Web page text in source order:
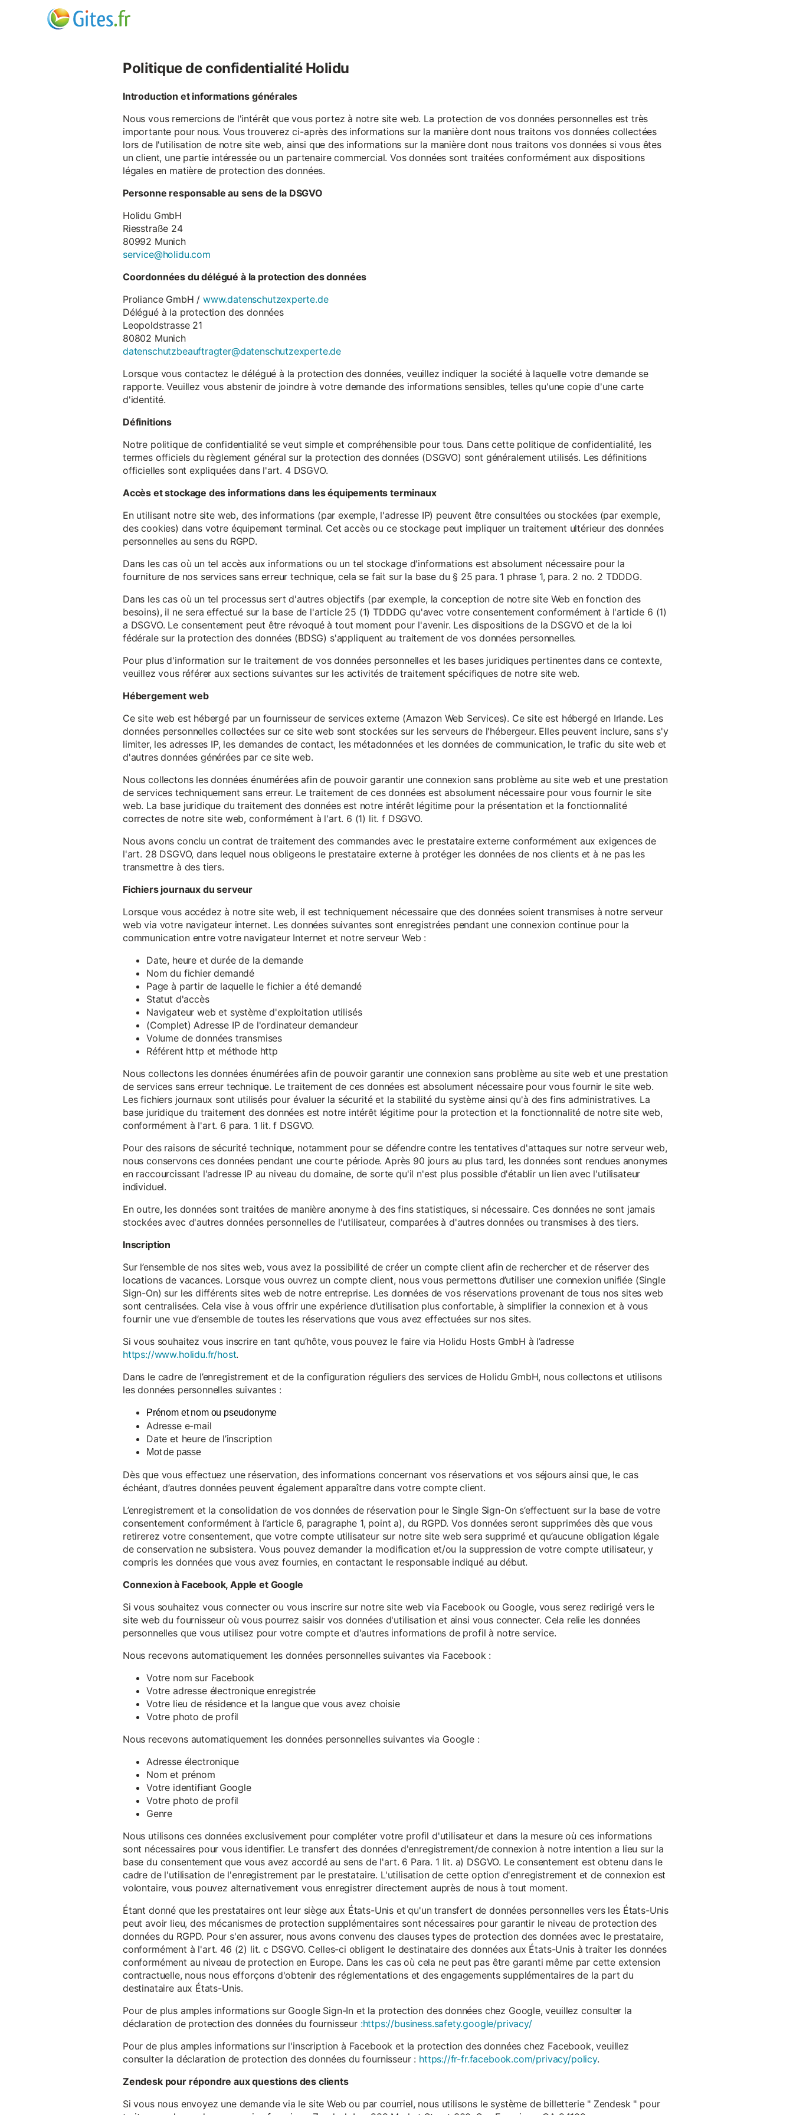
Politique de confidentialité Holidu
Introduction et informations générales
Nous vous remercions de l'intérêt que vous portez à notre site web. La protection de vos données personnelles est très
importante pour nous. Vous trouverez ci-après des informations sur la manière dont nous traitons vos données collectées
lors de l'utilisation de notre site web, ainsi que des informations sur la manière dont nous traitons vos données si vous êtes
un client, une partie intéressée ou un partenaire commercial. Vos données sont traitées conformément aux dispositions
légales en matière de protection des données.
Personne responsable au sens de la DSGVO
Holidu GmbH
Riesstraße 24
80992 Munich
service@holidu.com
Coordonnées du délégué à la protection des données
Proliance GmbH /www.datenschutzexperte.de
Délégué à la protection des données
Leopoldstrasse 21
80802 Munich
datenschutzbeauftragter@datenschutzexperte.de
Lorsque vous contactez le délégué à la protection des données, veuillez indiquer la société à laquelle votre demande se
rapporte. Veuillez vous abstenir de joindre à votre demande des informations sensibles, telles qu'une copie d'une carte
d'identité.
Définitions
Notre politique de confidentialité se veut simple et compréhensible pour tous. Dans cette politique de confidentialité, les
termes officiels du règlement général sur la protection des données (DSGVO) sont généralement utilisés. Les définitions
officielles sont expliquées dans l'art. 4 DSGVO.
Accès et stockage des informations dans les équipements terminaux
En utilisant notre site web, des informations (par exemple, l'adresse IP) peuvent être consultées ou stockées (par exemple,
des cookies) dans votre équipement terminal. Cet accès ou ce stockage peut impliquer un traitement ultérieur des données
personnelles au sens du RGPD.
Dans les cas où un tel accès aux informations ou un tel stockage d'informations est absolument nécessaire pour la
fourniture de nos services sans erreur technique, cela se fait sur la base du § 25 para. 1 phrase 1, para. 2 no. 2 TDDDG.
Dans les cas où un tel processus sert d'autres objectifs (par exemple, la conception de notre site Web en fonction des
besoins), il ne sera effectué sur la base de l'article 25 (1) TDDDG qu'avec votre consentement conformément à l'article 6 (1)
a DSGVO. Le consentement peut être révoqué à tout moment pour l'avenir. Les dispositions de la DSGVO et de la loi
fédérale sur la protection des données (BDSG) s'appliquent au traitement de vos données personnelles.
Pour plus d'information sur le traitement de vos données personnelles et les bases juridiques pertinentes dans ce contexte,
veuillez vous référer aux sections suivantes sur les activités de traitement spécifiques de notre site web.
Hébergement web
Ce site web est hébergé par un fournisseur de services externe (Amazon Web Services). Ce site est hébergé en Irlande. Les
données personnelles collectées sur ce site web sont stockées sur les serveurs de l'hébergeur. Elles peuvent inclure, sans s'y
limiter, les adresses IP, les demandes de contact, les métadonnées et les données de communication, le trafic du site web et
d'autres données générées par ce site web.
Nous collectons les données énumérées afin de pouvoir garantir une connexion sans problème au site web et une prestation
de services techniquement sans erreur. Le traitement de ces données est absolument nécessaire pour vous fournir le site
web. La base juridique du traitement des données est notre intérêt légitime pour la présentation et la fonctionnalité
correctes de notre site web, conformément à l'art. 6 (1) lit. f DSGVO.
Nous avons conclu un contrat de traitement des commandes avec le prestataire externe conformément aux exigences de
l'art. 28 DSGVO, dans lequel nous obligeons le prestataire externe à protéger les données de nos clients et à ne pas les
transmettre à des tiers.
Fichiers journaux du serveur
Lorsque vous accédez à notre site web, il est techniquement nécessaire que des données soient transmises à notre serveur
web via votre navigateur internet. Les données suivantes sont enregistrées pendant une connexion continue pour la
communication entre votre navigateur Internet et notre serveur Web :
Date, heure et durée de la demande
Nom du fichier demandé
Page à partir de laquelle le fichier a été demandé
Statut d'accès
Navigateur web et système d'exploitation utilisés
(Complet) Adresse IP de l'ordinateur demandeur
Volume de données transmises
Référent http et méthode http
Nous collectons les données énumérées afin de pouvoir garantir une connexion sans problème au site web et une prestation
de services sans erreur technique. Le traitement de ces données est absolument nécessaire pour vous fournir le site web.
Les fichiers journaux sont utilisés pour évaluer la sécurité et la stabilité du système ainsi qu'à des fins administratives. La
base juridique du traitement des données est notre intérêt légitime pour la protection et la fonctionnalité de notre site web,
conformément à l'art. 6 para. 1 lit. f DSGVO.
Pour des raisons de sécurité technique, notamment pour se défendre contre les tentatives d'attaques sur notre serveur web,
nous conservons ces données pendant une courte période. Après 90 jours au plus tard, les données sont rendues anonymes
en raccourcissant l'adresse IP au niveau du domaine, de sorte qu'il n'est plus possible d'établir un lien avec l'utilisateur
individuel.
En outre, les données sont traitées de manière anonyme à des fins statistiques, si nécessaire. Ces données ne sont jamais
stockées avec d'autres données personnelles de l'utilisateur, comparées à d'autres données ou transmises à des tiers.
Inscription
Sur l’ensemble de nos sites web, vous avez la possibilité de créer un compte client afin de rechercher et de réserver des
locations de vacances. Lorsque vous ouvrez un compte client, nous vous permettons d’utiliser une connexion unifiée (Single
Sign-On) sur les différents sites web de notre entreprise. Les données de vos réservations provenant de tous nos sites web
sont centralisées. Cela vise à vous offrir une expérience d’utilisation plus confortable, à simplifier la connexion et à vous
fournir une vue d’ensemble de toutes les réservations que vous avez effectuées sur nos sites.
Si vous souhaitez vous inscrire en tant qu’hôte, vous pouvez le faire via Holidu Hosts GmbH à l’adresse
https://www.holidu.fr/host.
Dans le cadre de l’enregistrement et de la configuration réguliers des services de Holidu GmbH, nous collectons et utilisons
les données personnelles suivantes :
Prénom et nom ou pseudonyme
Adresse e-mail
Date et heure de l’inscription
Mot de passe
Dès que vous effectuez une réservation, des informations concernant vos réservations et vos séjours ainsi que, le cas
échéant, d’autres données peuvent également apparaître dans votre compte client.
L’enregistrement et la consolidation de vos données de réservation pour le Single Sign-On s’effectuent sur la base de votre
consentement conformément à l’article 6, paragraphe 1, point a), du RGPD. Vos données seront supprimées dès que vous
retirerez votre consentement, que votre compte utilisateur sur notre site web sera supprimé et qu’aucune obligation légale
de conservation ne subsistera. Vous pouvez demander la modification et/ou la suppression de votre compte utilisateur, y
compris les données que vous avez fournies, en contactant le responsable indiqué au début.
Connexion à Facebook, Apple et Google
Si vous souhaitez vous connecter ou vous inscrire sur notre site web via Facebook ou Google, vous serez redirigé vers le
site web du fournisseur où vous pourrez saisir vos données d'utilisation et ainsi vous connecter. Cela relie les données
personnelles que vous utilisez pour votre compte et d'autres informations de profil à notre service.
Nous recevons automatiquement les données personnelles suivantes via Facebook :
Votre nom sur Facebook
Votre adresse électronique enregistrée
Votre lieu de résidence et la langue que vous avez choisie
Votre photo de profil
Nous recevons automatiquement les données personnelles suivantes via Google :
Adresse électronique
Nom et prénom
Votre identifiant Google
Votre photo de profil
Genre
Nous utilisons ces données exclusivement pour compléter votre profil d'utilisateur et dans la mesure où ces informations
sont nécessaires pour vous identifier. Le transfert des données d'enregistrement/de connexion à notre intention a lieu sur la
base du consentement que vous avez accordé au sens de l'art. 6 Para. 1 lit. a) DSGVO. Le consentement est obtenu dans le
cadre de l'utilisation de l'enregistrement par le prestataire. L'utilisation de cette option d'enregistrement et de connexion est
volontaire, vous pouvez alternativement vous enregistrer directement auprès de nous à tout moment.
Étant donné que les prestataires ont leur siège aux États-Unis et qu'un transfert de données personnelles vers les États-Unis
peut avoir lieu, des mécanismes de protection supplémentaires sont nécessaires pour garantir le niveau de protection des
données du RGPD. Pour s'en assurer, nous avons convenu des clauses types de protection des données avec le prestataire,
conformément à l'art. 46 (2) lit. c DSGVO. Celles-ci obligent le destinataire des données aux États-Unis à traiter les données
conformément au niveau de protection en Europe. Dans les cas où cela ne peut pas être garanti même par cette extension
contractuelle, nous nous efforçons d'obtenir des réglementations et des engagements supplémentaires de la part du
destinataire aux États-Unis.
Pour de plus amples informations sur Google Sign-In et la protection des données chez Google, veuillez consulter la
déclaration de protection des données du fournisseur :https://business.safety.google/privacy/
Pour de plus amples informations sur l'inscription à Facebook et la protection des données chez Facebook, veuillez
consulter la déclaration de protection des données du fournisseur : https://fr-fr.facebook.com/privacy/policy.
Zendesk pour répondre aux questions des clients
Si vous nous envoyez une demande via le site Web ou par courriel, nous utilisons le système de billetterie " Zendesk " pour